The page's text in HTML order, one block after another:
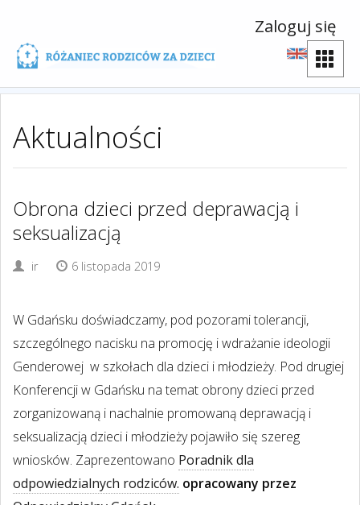
Zaloguj się
Aktualności
Obrona dzieci przed deprawacją i
seksualizacją
ir 6 listopada 2019
W Gdańsku doświadczamy, pod pozorami tolerancji,
szczególnego nacisku na promocję i wdrażanie ideologii
Genderowej w szkołach dla dzieci i młodzieży. Pod drugiej
Konferencji w Gdańsku na temat obrony dzieci przed
zorganizowaną i nachalnie promowaną deprawacją i
seksualizacją dzieci i młodzieży pojawiło się szereg
wniosków. Zaprezentowano Poradnik dla
odpowiedzialnych rodziców. opracowany przez